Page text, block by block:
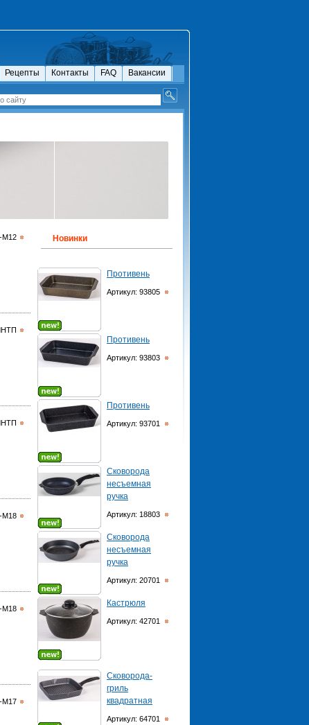
Рецепты Контакты FAQ Вакансии
М12
М18
М18
М17
Новинки
Противень
Артикул: 93805
Противень
Артикул: 93803
Противень
Артикул: 93701
Сковорода
несъемная
ручка
Артикул: 18803
Сковорода
несъемная
ручка
Артикул: 20701
Кастрюля
Артикул: 42701
Сковорода-
гриль
квадратная
Артикул: 64701